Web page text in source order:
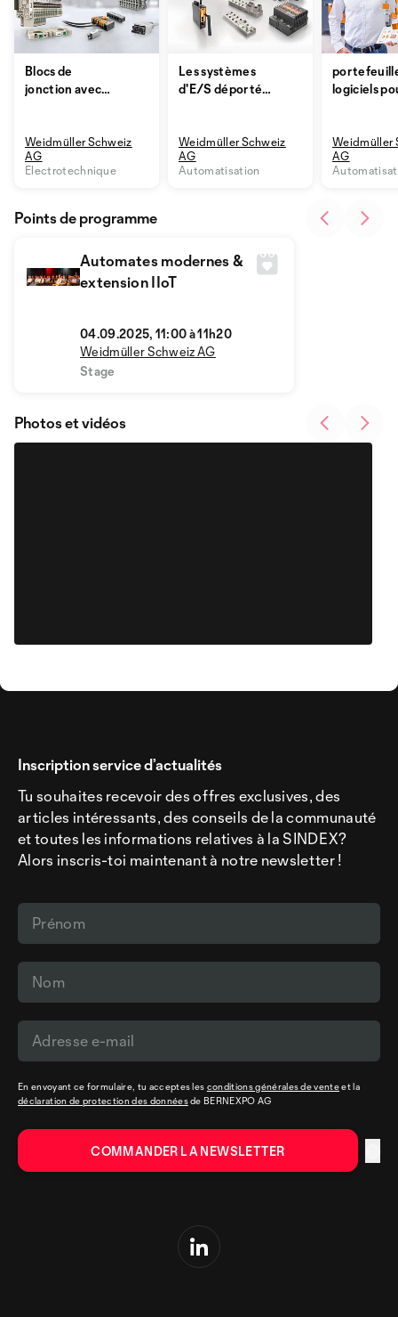
Blocs de
jonction avec
innovante
Weidmüller Schweiz
AG
Electrotechnique
Les systèmes
d'E/S déportés
Weidmüller Schweiz
AG
Automatisation
logiciels
des
valeur
Weidmüller
AG
Automates modernes &
extension IIoT
04.09.2025, 11:00 à 11h20
Weidmüller Schweiz AG
Stage
Points de programme
Photos et vidéos
Inscription service d’actualités
Tu souhaites recevoir des offres exclusives, des
articles intéressants, des conseils de la communauté
et toutes les informations relatives à la SINDEX?
Alors inscris-toi maintenant à notre newsletter !
En envoyant ce formulaire, tu acceptes les conditions générales de venteet la
déclaration de protection des donnéesde BERNEXPO AG